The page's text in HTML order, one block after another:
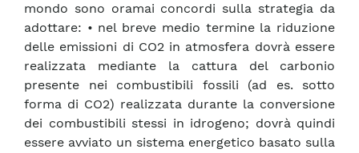
mondo sono oramai concordi sulla strategia da
adottare: • nel breve medio termine la riduzione
delle emissioni di CO2 in atmosfera dovrà essere
realizzata mediante la cattura del carbonio
presente nei combustibili fossili (ad es. sotto
forma di CO2) realizzata durante la conversione
dei combustibili stessi in idrogeno; dovrà quindi
essere avviato un sistema energetico basato sulla